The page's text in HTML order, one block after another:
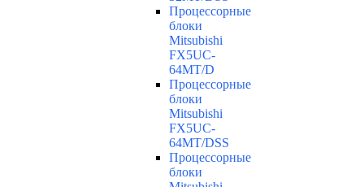
Процессорные
блоки
Mitsubishi
FX5UC-
64MT/D
Процессорные
блоки
Mitsubishi
FX5UC-
64MT/DSS
Процессорные
блоки